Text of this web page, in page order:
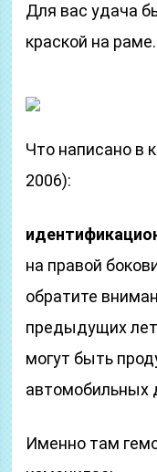
Для вас удача
краской на раме.
Что написано в
2006):
на правой
обратите
предыдущих
могут быть
автомобильных
Именно там